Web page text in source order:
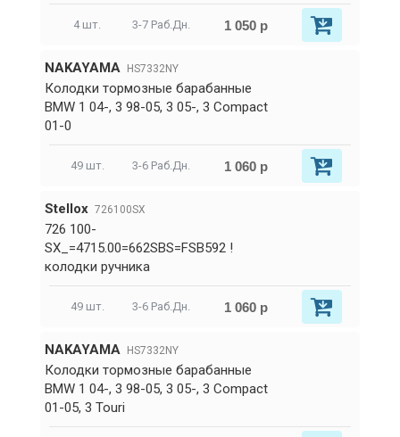
4 шт. 3-7 Раб.Дн. 1 050 р
NAKAYAMA HS7332NY
Колодки тормозные барабанные
BMW 1 04-, 3 98-05, 3 05-, 3 Compact
01-0
49 шт. 3-6 Раб.Дн. 1 060 р
Stellox 726100SX
726 100-
SX_=4715.00=662SBS=FSB592 !
колодки ручника
49 шт. 3-6 Раб.Дн. 1 060 р
NAKAYAMA HS7332NY
Колодки тормозные барабанные
BMW 1 04-, 3 98-05, 3 05-, 3 Compact
01-05, 3 Touri